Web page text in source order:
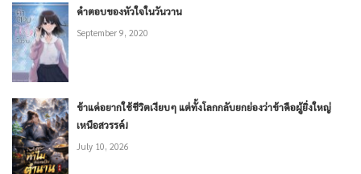
คำตอบของหัวใจในวันวาน
September 9, 2020
ข้าแค่อยากใช้ชีวิตเงียบๆ แต่ทั้งโลกกลับยกย่องว่าข้าคือผู้ยิ่งใหญ่
เหนือสวรรค์!
July 10, 2026